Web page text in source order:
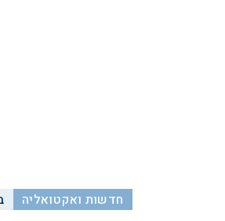
חדשות ואקטואליה